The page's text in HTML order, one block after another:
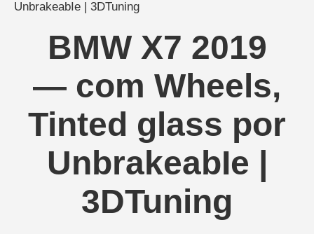
UnbrakeabIe | 3DTuning
BMW X7 2019
— com Wheels,
Tinted glass por
UnbrakeabIe |
3DTuning